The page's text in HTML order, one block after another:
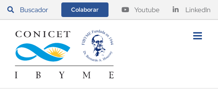
Saltar
contenido
Buscador Colaborar Youtube LinkedIn